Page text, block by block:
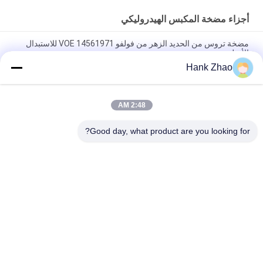
أجزاء مضخة المكبس الهيدروليكي
مضخة تروس من الحديد الزهر من فولفو VOE 14561971 للاستبدال
الأصلي
الأصلي
Hank Zhao
2:48 AM
Good day, what product are you looking for?